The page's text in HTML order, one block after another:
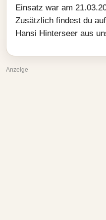
Einsatz war am
Zusätzlich findest du
Hansi Hinterseer aus
Anzeige